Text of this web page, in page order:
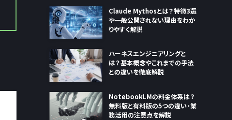
Claude Mythosとは？特徴3選
や一般公開されない理由をわか
りやすく解説
ハーネスエンジニアリングと
は？基本概念やこれまでの手法
との違いを徹底解説
NotebookLMの料金体系は？
無料版と有料版の5つの違い・業
務活用の注意点を解説